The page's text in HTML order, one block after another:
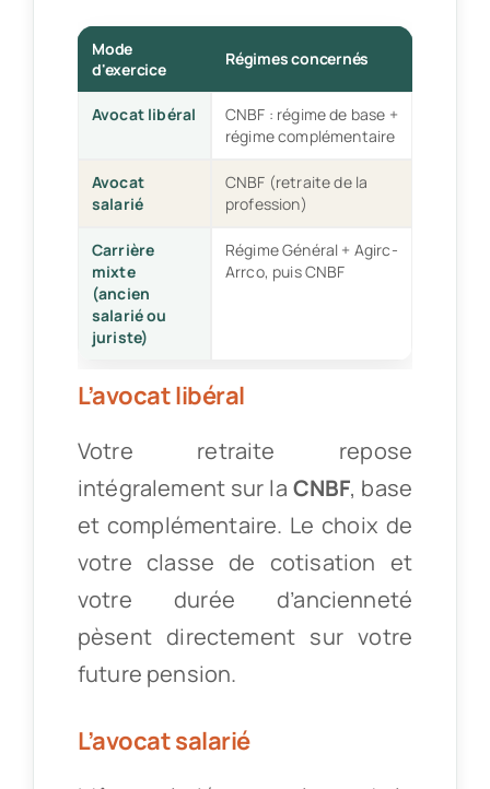
Mode
d'exercice
Régimes concernés
Avocat libéral
CNBF : régime de base +
régime complémentaire
Avocat
salarié
CNBF (retraite de la
profession)
Carrière
mixte
(ancien
salarié ou
juriste)
Régime Général + Agirc-
Arrco, puis CNBF
L’avocat libéral
Votre retraite repose
intégralement sur la CNBF, base
et complémentaire. Le choix de
votre classe de cotisation et
votre durée d’ancienneté
pèsent directement sur votre
future pension.
L’avocat salarié